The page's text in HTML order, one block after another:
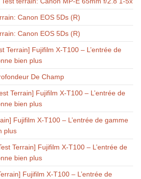
Canon EOS 5Ds (R)
Canon EOS 5Ds (R)
Terrain] Fujifilm X-T100 – L’entrée de
bien plus
De Champ
Terrain] Fujifilm X-T100 – L’entrée de
bien plus
Fujifilm X-T100 – L’entrée de gamme
plus
Terrain] Fujifilm X-T100 – L’entrée de
bien plus
Fujifilm X-T100 – L’entrée de